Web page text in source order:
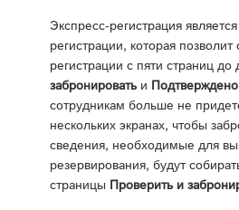
Экспресс-регистрация
регистрации, которая позволит
регистрации с пяти страниц до
забронировать и Подтверждено
сотрудникам больше не
нескольких экранах, чтобы
сведения, необходимые для
резервирования, будут
страницы Проверить и